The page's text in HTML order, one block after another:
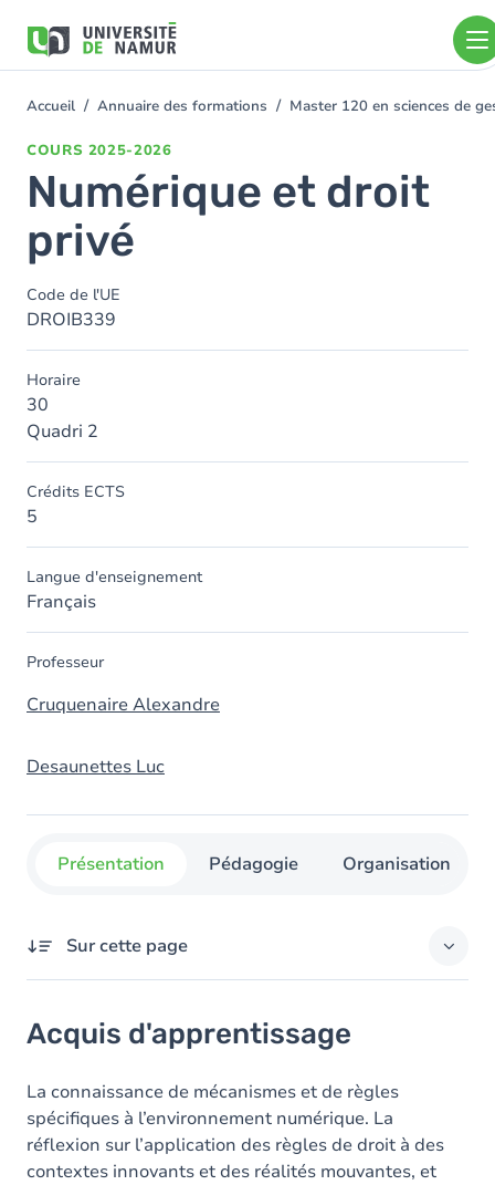
contenu
You
Accueil Annuaire des formations Master 120 en sciences de
COURS 2025-2026
Numérique et droit
privé
Code de l'UE
DROIB339
Horaire
30
Quadri 2
Crédits ECTS
5
Langue d'enseignement
Français
Professeur
Cruquenaire Alexandre
Desaunettes Luc
Présentation Pédagogie Organisation
Sur cette page
Objectifs
Contenu
Acquis d'apprentissage
La connaissance de mécanismes et de règles
spécifiques à l’environnement numérique. La
réflexion sur l’application des règles de droit à des
contextes innovants et des réalités mouvantes, et